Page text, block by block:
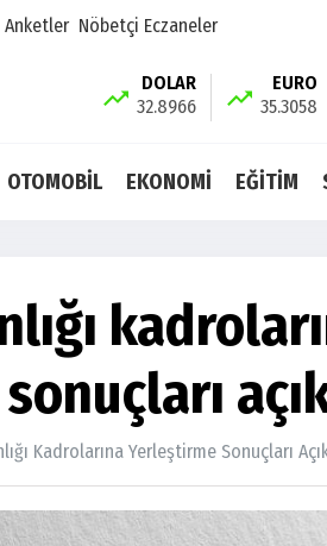
Anketler Nöbetçi Eczaneler
DOLAR
32.8966
EURO
35.3058
OTOMOBİL EKONOMİ EĞİTİM
Kadrolarına Yerleştirme Sonuçları